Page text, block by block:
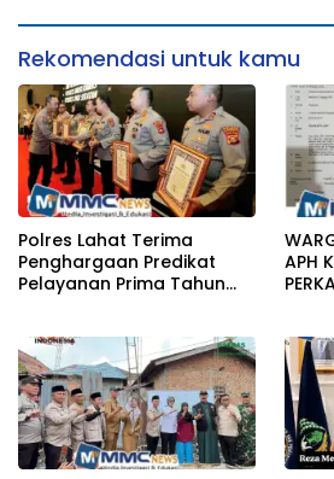
Rekomendasi untuk kamu
Polres Lahat Terima
Penghargaan Predikat
Pelayanan Prima Tahun
APH KEPASTIAN HUKUM,